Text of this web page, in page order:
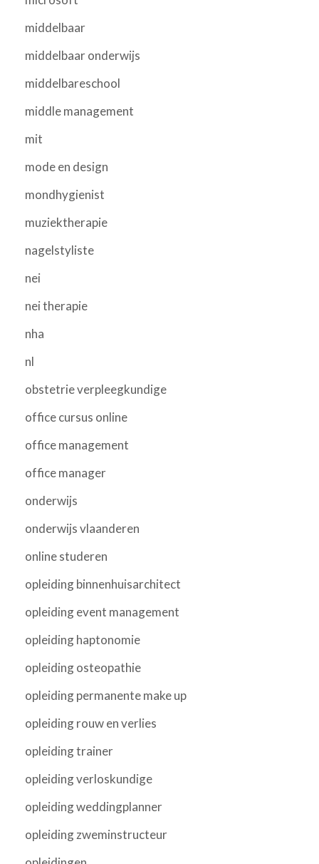
middelbaar
middelbaar onderwijs
middelbareschool
middle management
mit
mode en design
mondhygienist
muziektherapie
nagelstyliste
nei
nei therapie
nha
nl
obstetrie verpleegkundige
office cursus online
office management
office manager
onderwijs
onderwijs vlaanderen
online studeren
opleiding binnenhuisarchitect
opleiding event management
opleiding haptonomie
opleiding osteopathie
opleiding permanente make up
opleiding rouw en verlies
opleiding trainer
opleiding verloskundige
opleiding weddingplanner
opleiding zweminstructeur